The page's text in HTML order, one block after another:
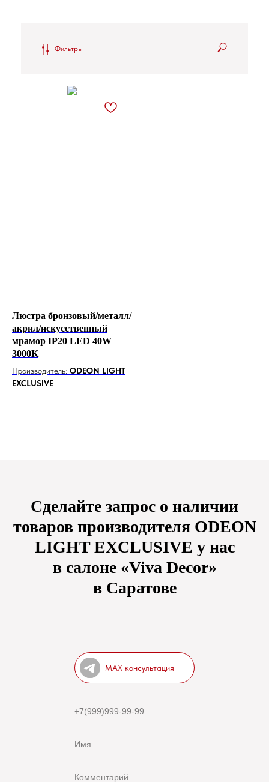
Фильтры
Люстра бронзовый/металл/
акрил/искусственный
мрамор IP20 LED 40W
3000K
Производитель: ODEON LIGHT
EXCLUSIVE
Сделайте запрос о наличии
товаров производителя ODEON
LIGHT EXCLUSIVE у нас
в салоне «Viva Decor»
в Саратове
MAX консультация